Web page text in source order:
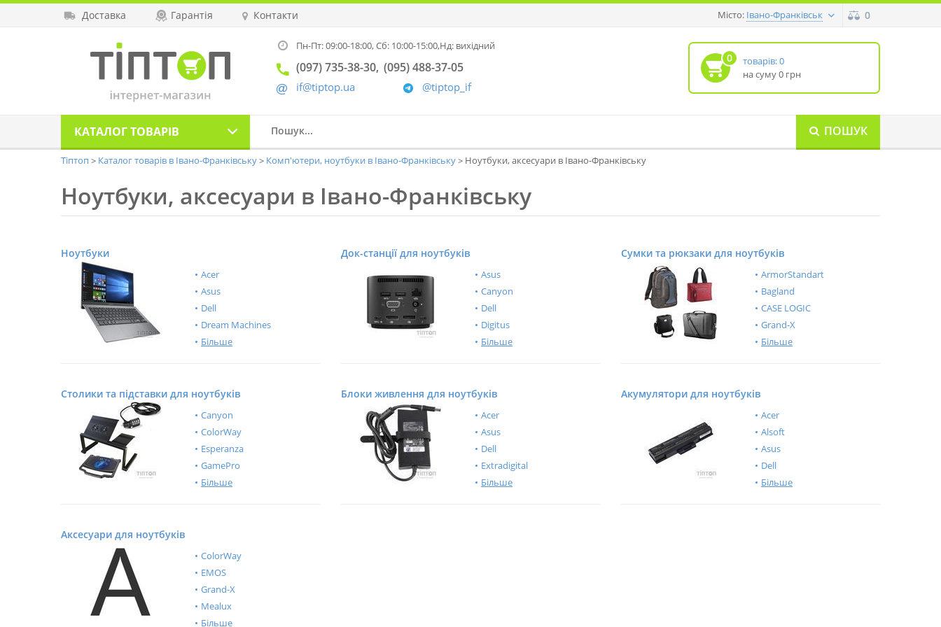
Доставка Гарантія Контакти Місто: Івано-Франківськ 0
Пн-Пт: 09:00-18:00,Сб: 10:00-15:00,Нд: вихідний
(097) 735-38-30 (095) 488-37-05
@tiptop_if
if@tiptop.ua
0
товарів: 0
на суму 0 грн
КАТАЛОГТОВАРІВ ПОШУК
Тіптоп Каталог товарів в Івано-Франківську Комп'ютери, ноутбуки в Івано-Франківську Ноутбуки, аксесуари в Івано-Франківську
Ноутбуки, аксесуари в Івано-Франківську
Ноутбуки
Acer
Asus
Dell
Dream Machines
Більше
Док-станції для ноутбуків
Asus
Canyon
Dell
Digitus
Більше
Сумки та рюкзаки для ноутбуків
ArmorStandart
Bagland
CASE LOGIC
Grand-X
Більше
Столики та підставки для ноутбуків
Canyon
ColorWay
Esperanza
GamePro
Більше
Блоки живлення для ноутбуків
Acer
Asus
Dell
Extradigital
Більше
Акумулятори для ноутбуків
Acer
Alsoft
Asus
Dell
Більше
Аксесуари для ноутбуків
ColorWay
EMOS
Grand-X
Mealux
Більше